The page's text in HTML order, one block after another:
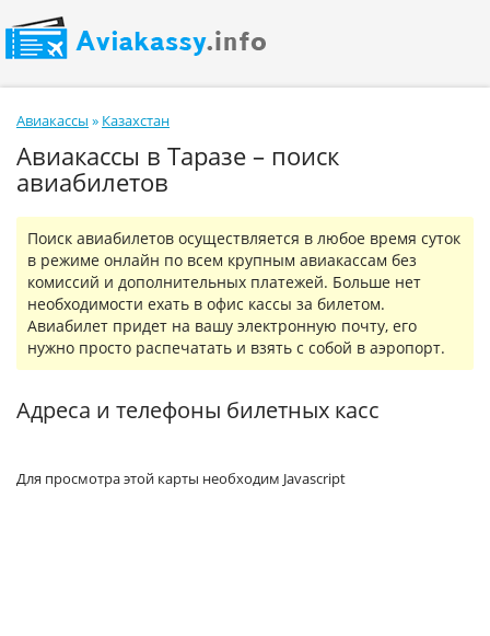
Авиакассы » Казахстан
Авиакассы в Таразе – поиск
авиабилетов
Поиск авиабилетов осуществляется в любое время суток
в режиме онлайн по всем крупным авиакассам без
комиссий и дополнительных платежей. Больше нет
необходимости ехать в офис кассы за билетом.
Авиабилет придет на вашу электронную почту, его
нужно просто распечатать и взять с собой в аэропорт.
Адреса и телефоны билетных касс
Для просмотра этой карты необходим Javascript